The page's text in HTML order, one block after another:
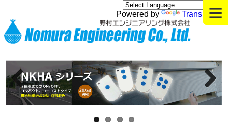
Powered by Translate≡
Previous Next